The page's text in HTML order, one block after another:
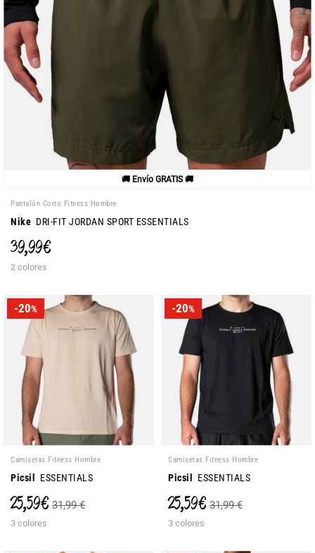
🚚 Envío GRATIS 🚚
Pantalón Corto Fitness Hombre
Nike DRI-FIT JORDAN SPORT ESSENTIALS
39,99 €
2 colores
-20%
Camisetas Fitness Hombre
Picsil ESSENTIALS
25,59 € 31,99 €
3 colores
-20%
Camisetas Fitness Hombre
Picsil ESSENTIALS
25,59 € 31,99 €
3 colores